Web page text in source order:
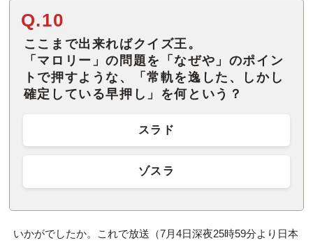
Q.10
ここまで出来ればクイズ王。
「マロリー」の問題を「なぜや」のポイン
トで押すような、「常軌を逸した、しかし
確定している早押し」を何という？
スラド
ゾスラ
いかがでしたか。これで放送（7月4日深夜25時59分より日本